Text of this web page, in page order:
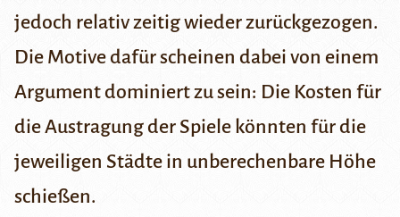
jedoch relativ zeitig wieder zurückgezogen.
Die Motive dafür scheinen dabei von einem
Argument dominiert zu sein: Die Kosten für
die Austragung der Spiele könnten für die
jeweiligen Städte in unberechenbare Höhe
schießen.